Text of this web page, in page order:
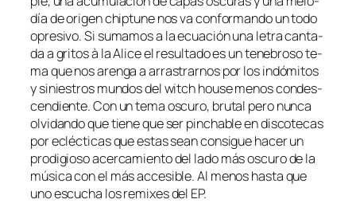
día de ori­gen chip­tu­ne nos va con­for­man­do un to­do
opre­si­vo. Si su­ma­mos a la ecua­ción una le­tra can­ta­
da a gri­tos à la Alice el re­sul­ta­do es un te­ne­bro­so te­
ma que nos aren­ga a arras­trar­nos por los in­dó­mi­tos
y si­nies­tros mun­dos del witch hou­se me­nos con­des­
cen­dien­te. Con un te­ma os­cu­ro, bru­tal pe­ro nun­ca
ol­vi­dan­do que tie­ne que ser pin­cha­ble en dis­co­te­cas
por ecléc­ti­cas que es­tas sean con­si­gue ha­cer un
pro­di­gio­so acer­ca­mien­to del la­do más os­cu­ro de la
mú­si­ca con el más ac­ce­si­ble. Al me­nos has­ta que
uno es­cu­cha los re­mi­xes del EP.